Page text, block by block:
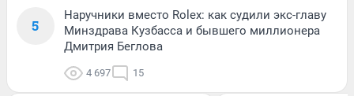
5
Наручники вместо Rolex: как судили экс-главу
Минздрава Кузбасса и бывшего миллионера
Дмитрия Беглова
4 697 15